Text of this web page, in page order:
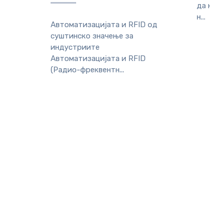
Автоматизацијата и RFID од
суштинско значење за
индустриите
Автоматизацијата и RFID
(Радио-фреквентн...
да
н...